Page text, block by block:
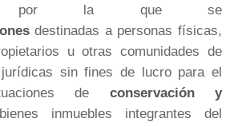
por la que se
destinadas a personas físicas,
u otras comunidades de
sin fines de lucro para el
de conservación y
inmuebles integrantes del